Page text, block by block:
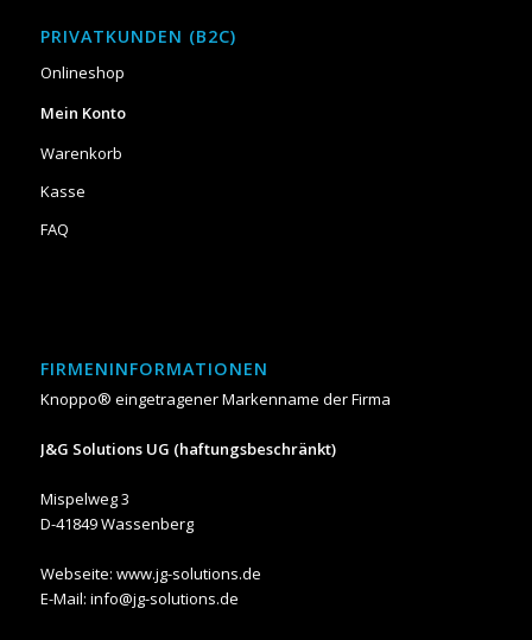
PRIVATKUNDEN (B2C)
Onlineshop
Mein Konto
Warenkorb
Kasse
FAQ
FIRMENINFORMATIONEN
Knoppo® eingetragener Markenname der Firma
J&G Solutions UG (haftungsbeschränkt)
Mispelweg 3
D-41849 Wassenberg
Webseite: www.jg-solutions.de
E-Mail: info@jg-solutions.de